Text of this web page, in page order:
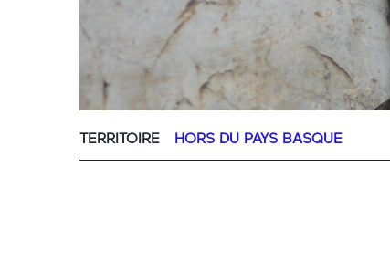
TERRITOIRE HORS DU PAYS BASQUE